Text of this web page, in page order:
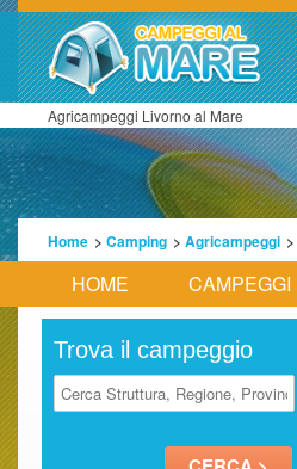
Agricampeggi Livorno al Mare
Home > Camping > Agricampeggi >
HOME CAMPEGGI
Trova il campeggio